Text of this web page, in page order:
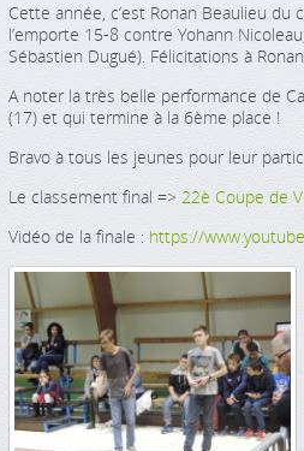
Cette année, c’est Ronan Beaulieu
l’emporte 15-8 contre Yohann
Sébastien Dugué). Félicitations à
A noter la très belle performance de
(17) et qui termine à la 6ème place !
Bravo à tous les jeunes pour leur
Le classement final => 22è Coupe de
Vidéo de la finale : https://